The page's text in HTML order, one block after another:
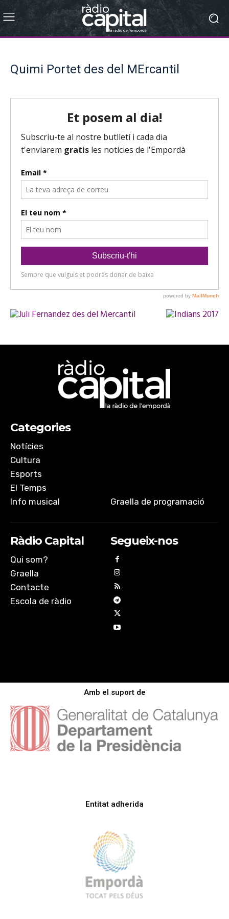
Quimi Portet des del MErcantil
Categories
Notícies
Cultura
Esports
El Temps
Info musical
Graella de programació
Ràdio Capital
Qui som?
Graella
Contacte
Escola de ràdio
Segueix-nos
Amb el suport de
Entitat adherida